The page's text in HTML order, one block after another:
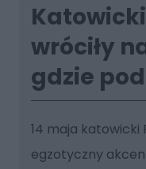
wróciły
gdzie
14 maja katowicki
egzotyczny